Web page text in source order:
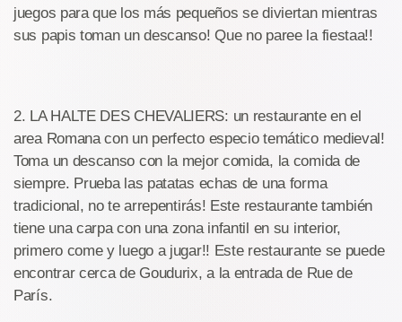
juegos para que los más pequeños se diviertan mientras
sus papis toman un descanso! Que no paree la fiestaa!!
2. LA HALTE DES CHEVALIERS: un restaurante en el
area Romana con un perfecto especio temático medieval!
Toma un descanso con la mejor comida, la comida de
siempre. Prueba las patatas echas de una forma
tradicional, no te arrepentirás! Este restaurante también
tiene una carpa con una zona infantil en su interior,
primero come y luego a jugar!! Este restaurante se puede
encontrar cerca de Goudurix, a la entrada de Rue de
París.